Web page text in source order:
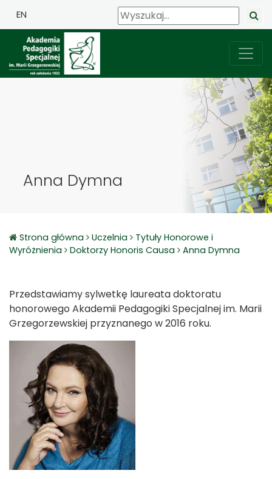
EN
Anna Dymna
Strona główna Uczelnia
Tytuły Honorowe i
Wyróżnienia
Doktorzy Honoris Causa Anna Dymna
Przedstawiamy sylwetkę laureata doktoratu
honorowego Akademii Pedagogiki Specjalnej im. Marii
Grzegorzewskiej przyznanego w 2016 roku.